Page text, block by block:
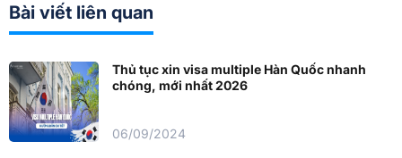
Bài viết liên quan
Thủ tục xin visa multiple Hàn Quốc nhanh
chóng, mới nhất 2026
06/09/2024